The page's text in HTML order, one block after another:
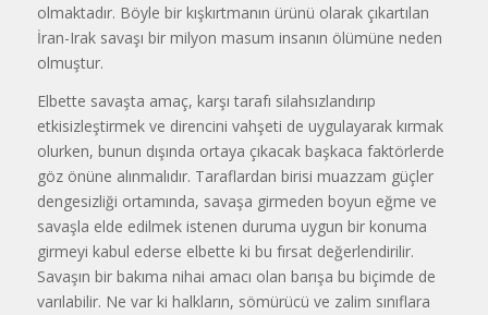
olmaktadır. Böyle bir kışkırtmanın ürünü olarak çıkartılan
İran-Irak savaşı bir milyon masum insanın ölümüne neden
olmuştur.
Elbette savaşta amaç, karşı tarafı silahsızlandırıp
etkisizleştirmek ve direncini vahşeti de uygulayarak kırmak
olurken, bunun dışında ortaya çıkacak başkaca faktörlerde
göz önüne alınmalıdır. Taraflardan birisi muazzam güçler
dengesizliği ortamında, savaşa girmeden boyun eğme ve
savaşla elde edilmek istenen duruma uygun bir konuma
girmeyi kabul ederse elbette ki bu fırsat değerlendirilir.
Savaşın bir bakıma nihai amacı olan barışa bu biçimde de
varılabilir. Ne var ki halkların, sömürücü ve zalim sınıflara